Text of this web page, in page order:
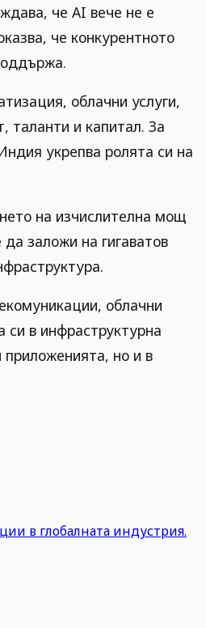
че AI вече не е
че конкурентното
облачни услуги,
таланти и капитал. За
укрепва ролята си на
на изчислителна мощ
заложи на гигаватов
облачни
си в инфраструктурна
приложенията, но и в
в глобалната индустрия.